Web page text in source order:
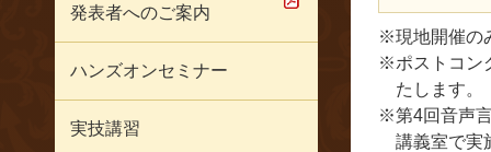
発表者へのご案内
ハンズオンセミナー
実技講習
※現地開催の
※ポストコン
たします。
※第4回音声
講義室で実